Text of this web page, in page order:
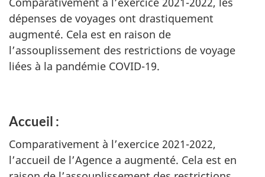
dépenses de voyages ont drastiquement
augmenté. Cela est en raison de
l’assouplissement des restrictions de voyage
liées à la pandémie COVID-19.
Accueil :
Comparativement à l’exercice 2021-2022,
l’accueil de l’Agence a augmenté. Cela est en